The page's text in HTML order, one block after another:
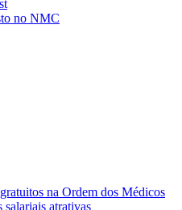
no NMC
na Ordem dos Médicos
salariais atrativas